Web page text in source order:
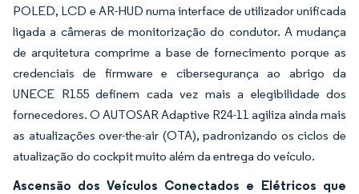
POLED, LCD e AR-HUD numa interface de utilizador unificada
ligada a câmeras de monitorização do condutor. A mudança
de arquitetura comprime a base de fornecimento porque as
credenciais de firmware e cibersegurança ao abrigo da
UNECE R155 definem cada vez mais a elegibilidade dos
fornecedores. O AUTOSAR Adaptive R24-11 agiliza ainda mais
as atualizações over-the-air (OTA), padronizando os ciclos de
atualização do cockpit muito além da entrega do veículo.
Ascensão dos Veículos Conectados e Elétricos que